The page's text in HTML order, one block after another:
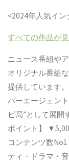
<2024年人気イン
すべての作品が
ニュース番組や
オリジナル番組
提供しています。
バーエージェン
ビ局”として展開
ポイント】
▼
コンテンツ数No1
ティ・ドラマ・